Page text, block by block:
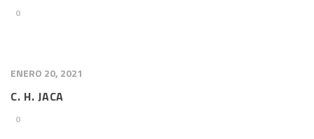
0
ENERO 20, 2021
C. H. JACA
0